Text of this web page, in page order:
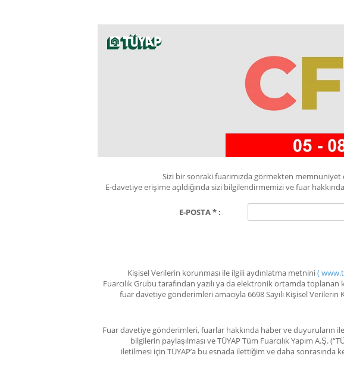
Sizi bir sonraki fuarımızda görmekten memnuniyet
E-davetiye erişime açıldığında sizi bilgilendirmemizi ve fuar
E-POSTA * :
Kişisel Verilerin korunması ile ilgili aydınlatma metnini(
Fuarcılık Grubu tarafından yazılı ya da elektronik ortamda
fuar davetiye gönderimleri amacıyla 6698 Sayılı Kişisel
Fuar davetiye gönderimleri, fuarlar hakkında haber ve duyuruların
bilgilerin paylaşılması ve TÜYAP Tüm Fuarcılık Yapım A.Ş.
iletilmesi için TÜYAP’a bu esnada ilettiğim ve daha